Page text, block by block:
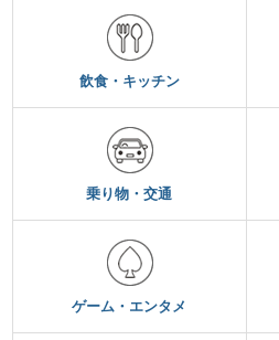
飲食・キッチン
乗り物・交通
ゲーム・エンタメ